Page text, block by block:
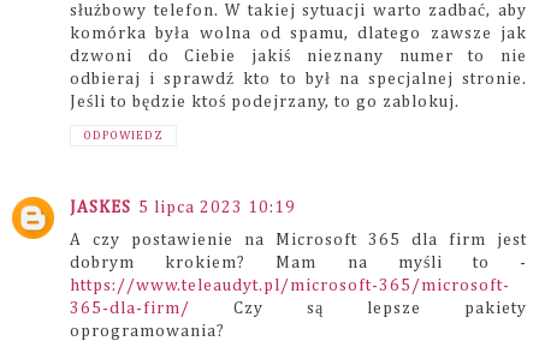
służbowy telefon. W takiej sytuacji warto zadbać, aby
komórka była wolna od spamu, dlatego zawsze jak
dzwoni do Ciebie jakiś nieznany numer to nie
odbieraj i sprawdź kto to był na specjalnej stronie.
Jeśli to będzie ktoś podejrzany, to go zablokuj.
ODPOWIEDZ
JASKES 5 lipca 2023 10:19
A czy postawienie na Microsoft 365 dla firm jest
dobrym krokiem? Mam na myśli to -
https://www.teleaudyt.pl/microsoft-365/microsoft-
365-dla-firm/
Czy są lepsze pakiety
oprogramowania?